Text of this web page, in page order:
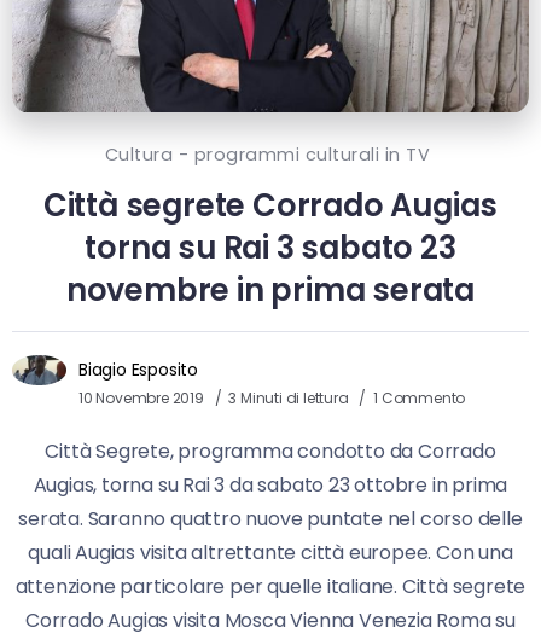
Cultura - programmi culturali in TV
Città segrete Corrado Augias
torna su Rai 3 sabato 23
novembre in prima serata
Biagio Esposito
10 Novembre 2019 3 Minuti di lettura 1 Commento
Città Segrete, programma condotto da Corrado
Augias, torna su Rai 3 da sabato 23 ottobre in prima
serata. Saranno quattro nuove puntate nel corso delle
quali Augias visita altrettante città europee. Con una
attenzione particolare per quelle italiane. Città segrete
Corrado Augias visita Mosca Vienna Venezia Roma su